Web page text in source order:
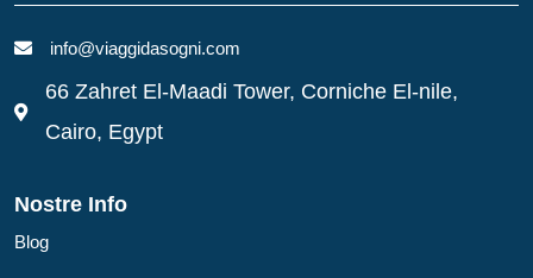
info@viaggidasogni.com
66 Zahret El-Maadi Tower, Corniche El-nile,
Cairo, Egypt
Nostre Info
Blog